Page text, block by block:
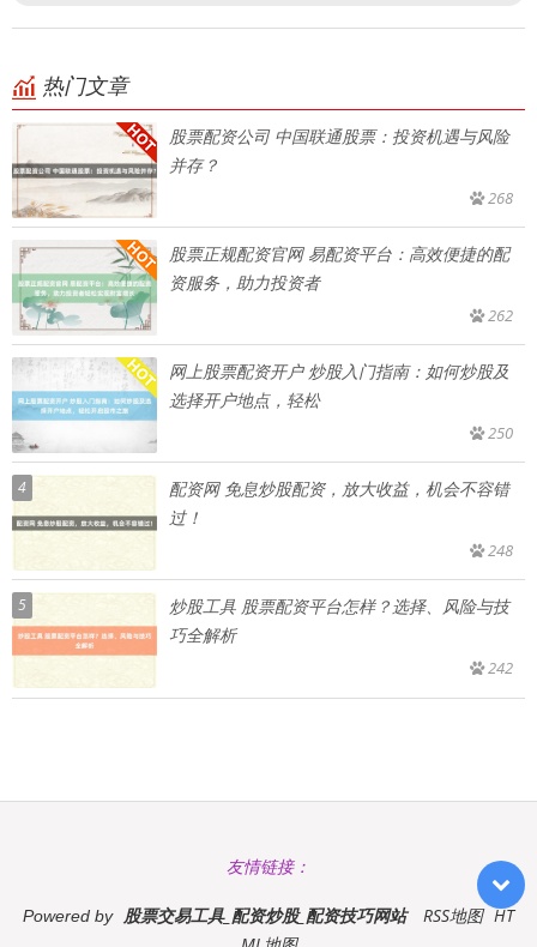
热门文章
股票配资公司 中国联通股票：投资机遇与风险
并存？
268
股票正规配资官网 易配资平台：高效便捷的配
资服务，助力投资者
262
网上股票配资开户 炒股入门指南：如何炒股及
选择开户地点，轻松
250
4
配资网 免息炒股配资，放大收益，机会不容错
过！
248
5
炒股工具 股票配资平台怎样？选择、风险与技
巧全解析
242
友情链接：
Powered by 股票交易工具_配资炒股_配资技巧网站 RSS地图 HT